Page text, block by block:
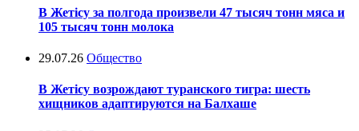
В Жетісу за полгода произвели 47 тысяч тонн мяса и
105 тысяч тонн молока
29.07.26 Общество
В Жетісу возрождают туранского тигра: шесть
хищников адаптируются на Балхаше